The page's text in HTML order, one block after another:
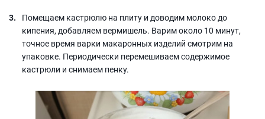
Помещаем кастрюлю на плиту и доводим молоко до
кипения, добавляем вермишель. Варим около 10 минут,
точное время варки макаронных изделий смотрим на
упаковке. Периодически перемешиваем содержимое
кастрюли и снимаем пенку.